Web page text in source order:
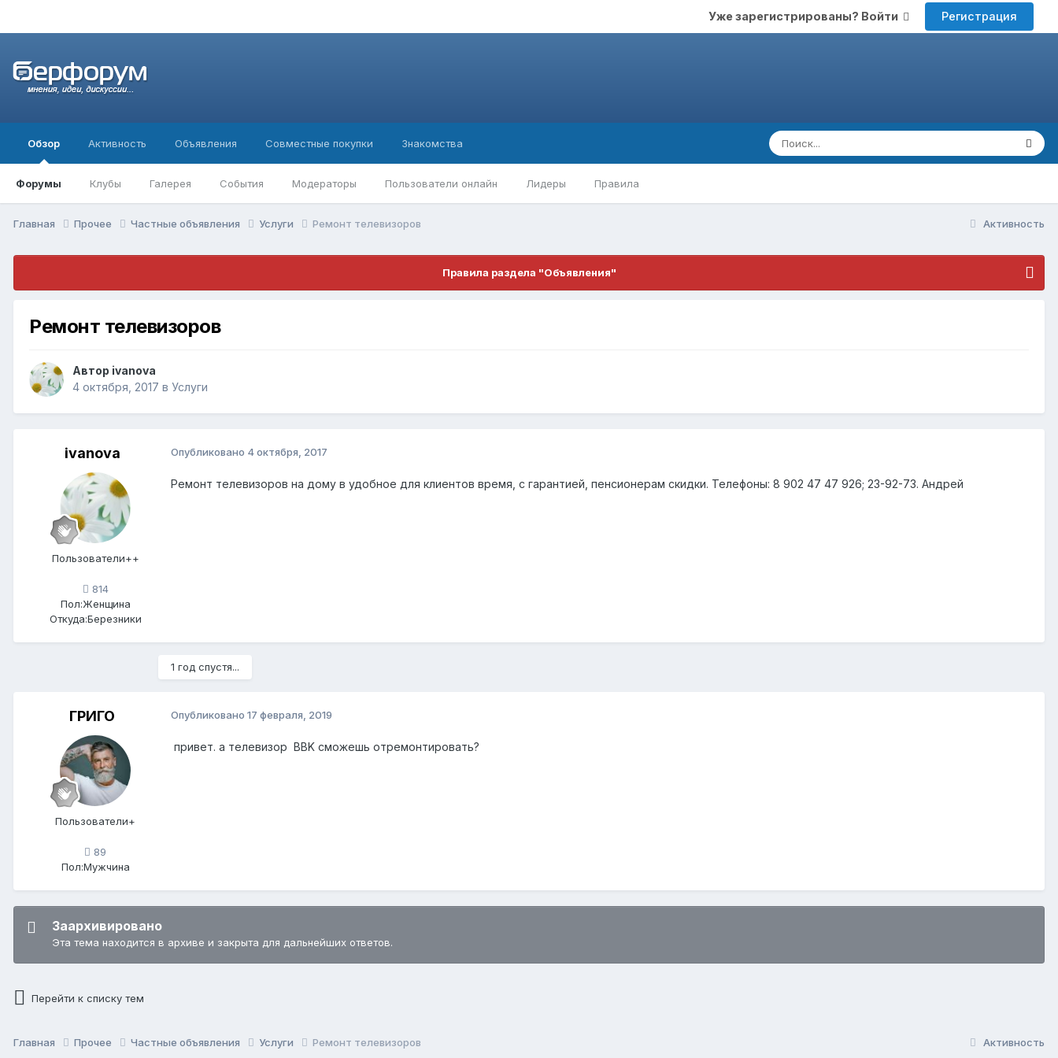
Уже зарегистрированы? Войти Регистрация
Обзор
Форумы Клубы Галерея События Модераторы Пользователи онлайн Лидеры Правила
Активность Объявления Совместные покупки Знакомства
Активность
Главная Прочее Частные объявления Услуги Ремонт телевизоров
Правила раздела "Объявления"
Ремонт телевизоров
Автор ivanova
4 октября, 2017 в Услуги
ivanova
Пользователи++
814
Пол:Женщина
Откуда:Березники
Опубликовано 4 октября, 2017
Ремонт телевизоров на дому в удобное для клиентов время, с гарантией, пенсионерам скидки. Телефоны: 8 902 47 47 926; 23-92-73. Андрей
1 год спустя...
ГРИГО
Пользователи+
89
Пол:Мужчина
Опубликовано 17 февраля, 2019
привет. а телевизор BBK сможешь отремонтировать?
Заархивировано
Эта тема находится в архиве и закрыта для дальнейших ответов.
Перейти к списку тем
Активность
Главная Прочее Частные объявления Услуги Ремонт телевизоров